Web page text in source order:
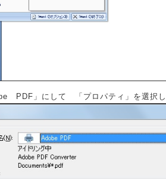
PDF」にして 「プロパティ」を選択